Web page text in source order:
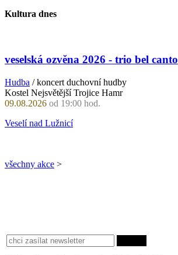
Kultura dnes
veselská ozvěna 2026 - trio bel canto
Hudba / koncert duchovní hudby
Kostel Nejsvětější Trojice Hamr
09.08.2026 od 19:00 hod.
Veselí nad Lužnicí
všechny akce >